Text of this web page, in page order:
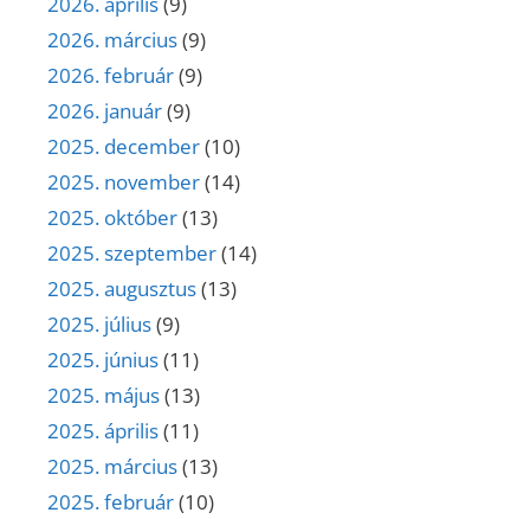
2026. március(9)
2026. február(9)
2026. január(9)
2025. december(10)
2025. november(14)
2025. október(13)
2025. szeptember(14)
2025. augusztus(13)
2025. július(9)
2025. június(11)
2025. május(13)
2025. április(11)
2025. március(13)
2025. február(10)